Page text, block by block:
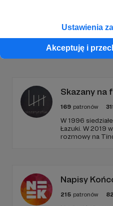
Ustawienia
Akceptuję i
Promowani
Skazany na
169 patronów
W 1996
Łazuki. W 2019
rozmowy na
Napisy
215 patronów